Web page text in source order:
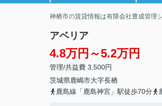
神栖市の賃貸情報は有限会社豊成管理
アベリア
4.8万円～5.2万円
管理/共益費 3,500円
茨城県鹿嶋市大字長栖
鹿島線「鹿島神宮」駅徒歩70分